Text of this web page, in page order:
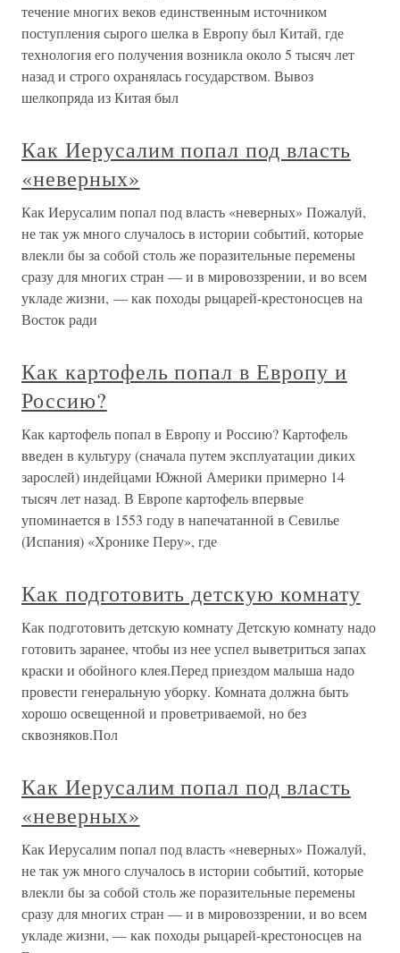
течение многих веков единственным источником
поступления сырого шелка в Европу был Китай, где
технология его получения возникла около 5 тысяч лет
назад и строго охранялась государством. Вывоз
шелкопряда из Китая был
Как Иерусалим попал под власть
«неверных»
Как Иерусалим попал под власть «неверных» Пожалуй,
не так уж много случалось в истории событий, которые
влекли бы за собой столь же поразительные перемены
сразу для многих стран — и в мировоззрении, и во всем
укладе жизни, — как походы рыцарей-крестоносцев на
Восток ради
Как картофель попал в Европу и
Россию?
Как картофель попал в Европу и Россию? Картофель
введен в культуру (сначала путем эксплуатации диких
зарослей) индейцами Южной Америки примерно 14
тысяч лет назад. В Европе картофель впервые
упоминается в 1553 году в напечатанной в Севилье
(Испания) «Хронике Перу», где
Как подготовить детскую комнату
Как подготовить детскую комнату Детскую комнату надо
готовить заранее, чтобы из нее успел выветриться запах
краски и обойного клея.Перед приездом малыша надо
провести генеральную уборку. Комната должна быть
хорошо освещенной и проветриваемой, но без
сквозняков.Пол
Как Иерусалим попал под власть
«неверных»
Как Иерусалим попал под власть «неверных» Пожалуй,
не так уж много случалось в истории событий, которые
влекли бы за собой столь же поразительные перемены
сразу для многих стран — и в мировоззрении, и во всем
укладе жизни, — как походы рыцарей-крестоносцев на